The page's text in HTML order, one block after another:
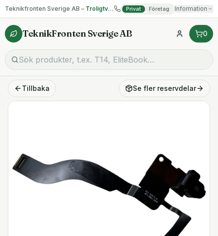
Teknikfronten Sverige AB – Troligtvis billigast på begagnad IT! Privat Företag Information
TeknikFronten Sverige AB 0
Tillbaka Se fler reservdelar